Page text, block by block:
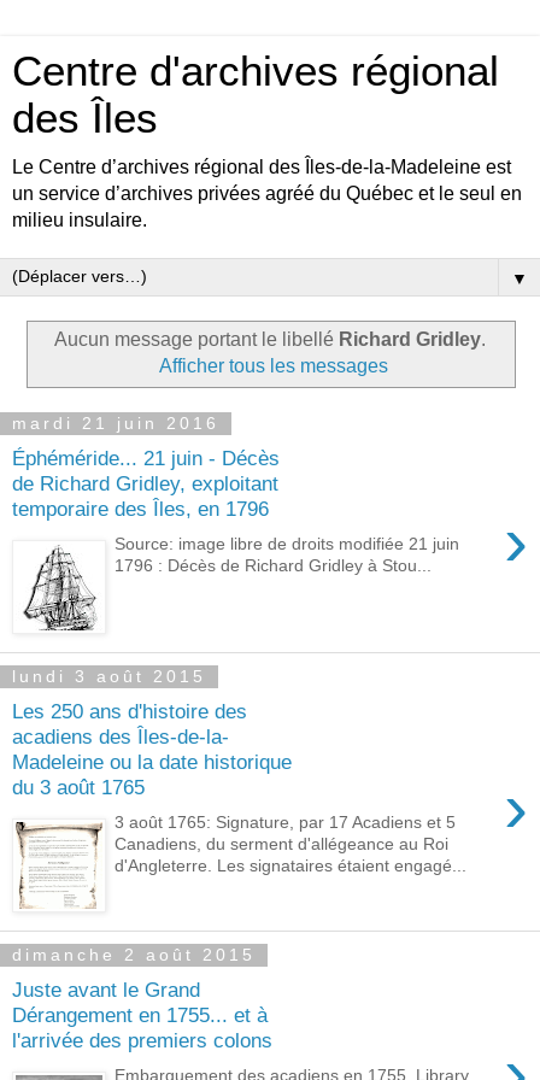
Centre d'archives régional
des Îles
Le Centre d’archives régional des Îles-de-la-Madeleine est
un service d’archives privées agréé du Québec et le seul en
milieu insulaire.
▼
Aucun message portant le libellé Richard Gridley.
Afficher tous les messages
mardi 21 juin 2016
Éphéméride... 21 juin - Décès
de Richard Gridley, exploitant
temporaire des Îles, en 1796
›
Source: image libre de droits modifiée 21 juin
1796 : Décès de Richard Gridley à Stou...
lundi 3 août 2015
Les 250 ans d'histoire des
acadiens des Îles-de-la-
Madeleine ou la date historique
du 3 août 1765
›
3 août 1765: Signature, par 17 Acadiens et 5
Canadiens, du serment d'allégeance au Roi
d'Angleterre. Les signataires étaient engagé...
dimanche 2 août 2015
Juste avant le Grand
Dérangement en 1755... et à
l'arrivée des premiers colons
Embarquement des acadiens en 1755, Library